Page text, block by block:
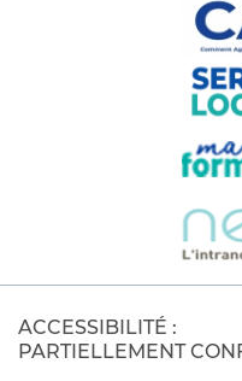
ACCESSIBILITÉ :
PARTIELLEMENT